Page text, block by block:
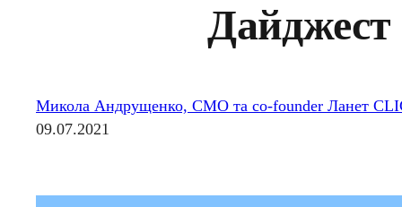
Дайджест
Микола Андрущенко, CMO та co-founder Ланет
09.07.2021